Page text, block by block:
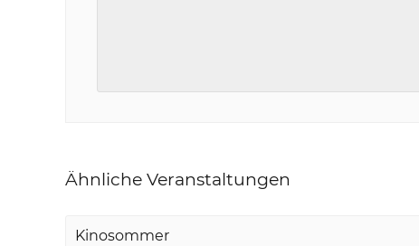
Ähnliche Veranstaltungen
Kinosommer